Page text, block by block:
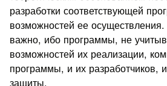
разработки соответствующей
возможностей ее
важно, ибо программы, не
возможностей их реализации,
программы, и их разработчиков,
защиты.